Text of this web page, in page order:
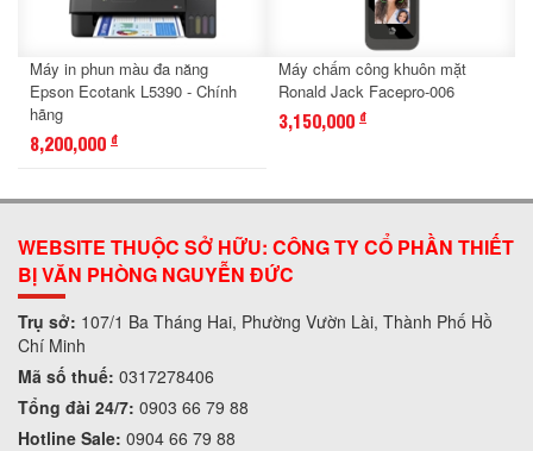
Máy in phun màu đa năng
Epson Ecotank L5390 - Chính
hãng
8,200,000 đ
Máy chấm công khuôn mặt
Ronald Jack Facepro-006
3,150,000 đ
WEBSITE THUỘC SỞ HỮU: CÔNG TY CỔ PHẦN THIẾT
BỊ VĂN PHÒNG NGUYỄN ĐỨC
Trụ sở: 107/1 Ba Tháng Hai, Phường Vườn Lài, Thành Phố Hồ
Chí Minh
Mã số thuế: 0317278406
Tổng đài 24/7: 0903 66 79 88
Hotline Sale: 0904 66 79 88